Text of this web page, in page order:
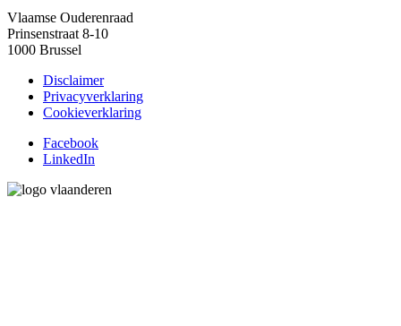
Vlaamse Ouderenraad
Prinsenstraat 8-10
1000 Brussel
Disclaimer
Privacyverklaring
Cookieverklaring
Facebook
LinkedIn